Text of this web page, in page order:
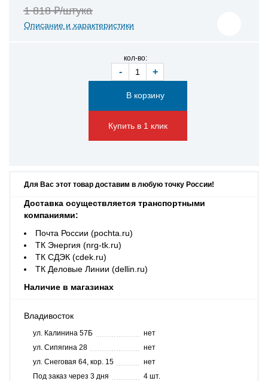
1 818 ₽/штука
Описание и характеристики
кол-во:
- +
Купить в 1 клик
Для Вас этот товар доставим в любую точку России!
Доставка осуществляется транспортными
компаниями:
Почта России (pochta.ru)
ТК Энергия (nrg-tk.ru)
ТК СДЭК (cdek.ru)
ТК Деловые Линии (dellin.ru)
Наличие в магазинах
Владивосток
ул. Калинина 57Б
нет
ул. Сипягина 28
нет
ул. Снеговая 64, кор. 15
нет
Под заказ через 3 дня
4 шт.